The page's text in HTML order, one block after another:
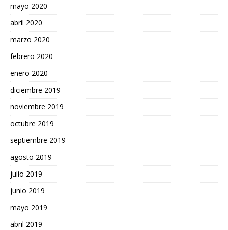
mayo 2020
abril 2020
marzo 2020
febrero 2020
enero 2020
diciembre 2019
noviembre 2019
octubre 2019
septiembre 2019
agosto 2019
julio 2019
junio 2019
mayo 2019
abril 2019